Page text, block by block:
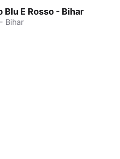
Blu E Rosso - Bihar
Bihar